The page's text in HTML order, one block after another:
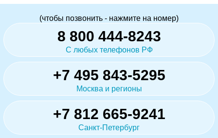
(чтобы позвонить - нажмите на номер)
8 800 444-8243
С любых телефонов РФ
+7 495 843-5295
Москва и регионы
+7 812 665-9241
Санкт-Петербург